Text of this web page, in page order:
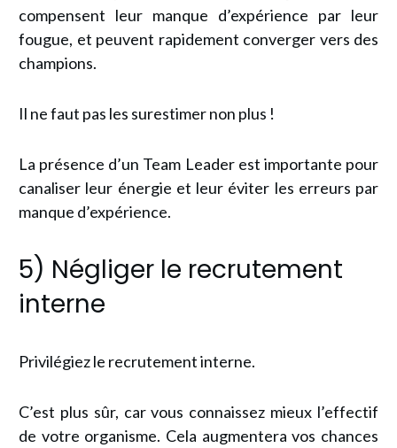
compensent leur manque d’expérience par leur
fougue, et peuvent rapidement converger vers des
champions.
Il ne faut pas les surestimer non plus !
La présence d’un Team Leader est importante pour
canaliser leur énergie et leur éviter les erreurs par
manque d’expérience.
5) Négliger le recrutement
interne
Privilégiez le recrutement interne.
C’est plus sûr, car vous connaissez mieux l’effectif
de votre organisme. Cela augmentera vos chances